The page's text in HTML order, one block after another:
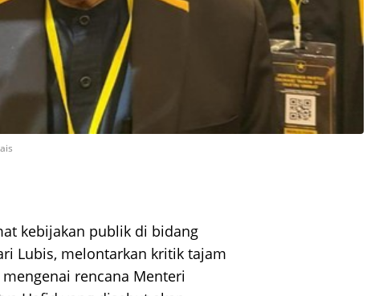
kebijakan publik di bidang
Lubis, melontarkan kritik tajam
rencana Menteri